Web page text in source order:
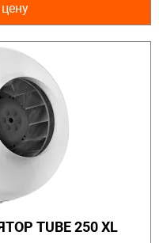
TUBE 250 XL